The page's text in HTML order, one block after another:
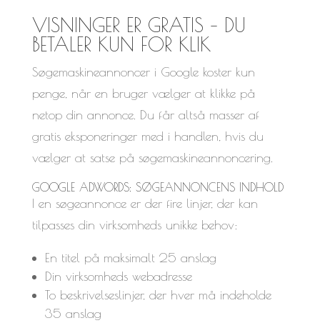
VISNINGER ER GRATIS – DU
BETALER KUN FOR KLIK
Søgemaskineannoncer i Google koster kun
penge, når en bruger vælger at klikke på
netop din annonce. Du får altså masser af
gratis eksponeringer med i handlen, hvis du
vælger at satse på søgemaskineannoncering.
GOOGLE ADWORDS: SØGEANNONCENS INDHOLD
I en søgeannonce er der fire linjer, der kan
tilpasses din virksomheds unikke behov:
En titel på maksimalt 25 anslag
Din virksomheds webadresse
To beskrivelseslinjer, der hver må indeholde
35 anslag